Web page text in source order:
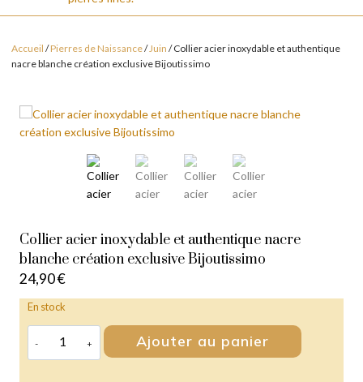
Accueil /Pierres de Naissance/Juin / Collier acier inoxydable et authentique
nacre blanche création exclusive Bijoutissimo
Collier acier inoxydable et authentique nacre
blanche création exclusive Bijoutissimo
24,90€
En stock
Ajouter au panier